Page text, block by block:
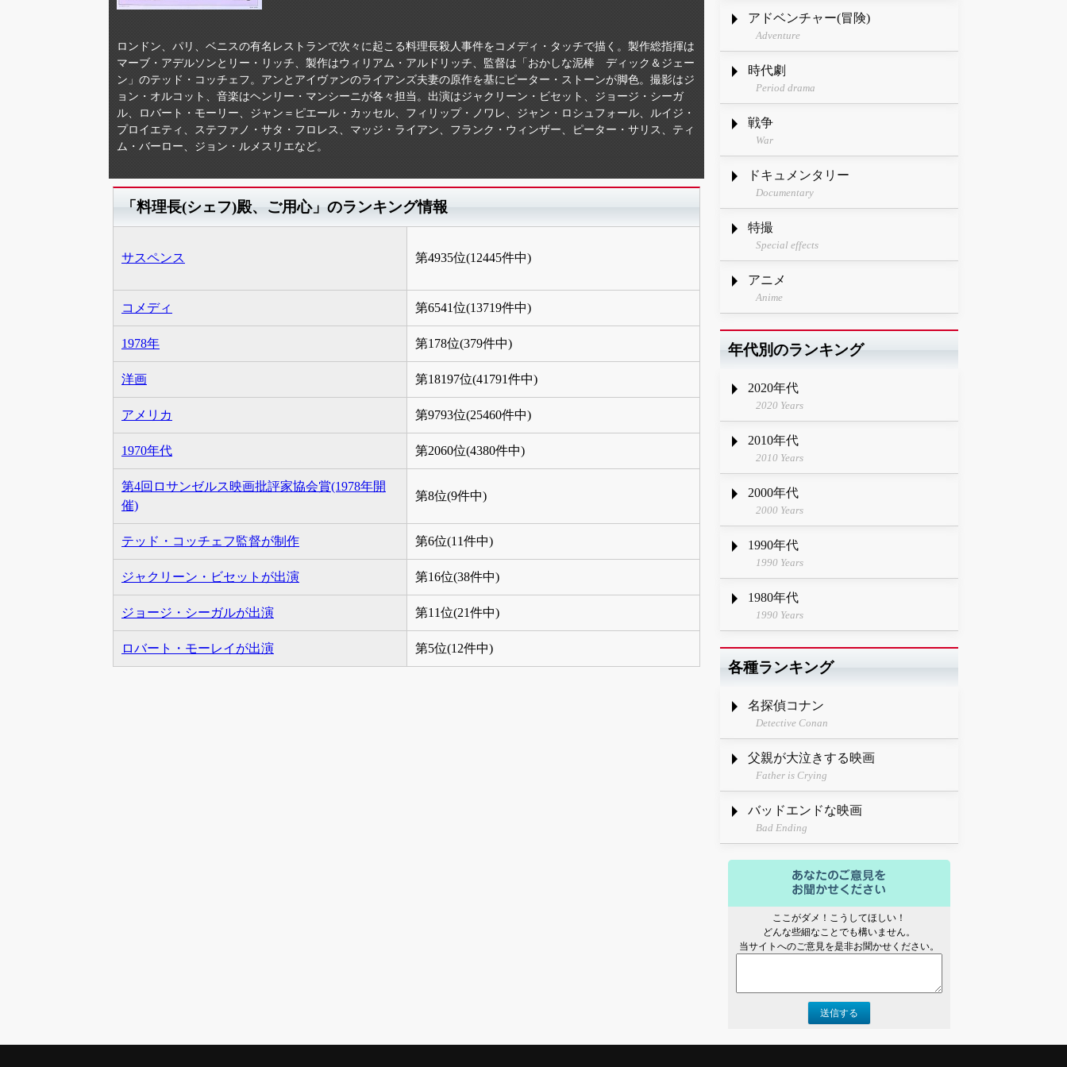
ロンドン、パリ、ベニスの有名レストランで次々に起こる料理長殺人事件をコメディ・タッチで描く。製作総指揮は
マーブ・アデルソンとリー・リッチ、製作はウィリアム・アルドリッチ、監督は「おかしな泥棒 ディック＆ジェー
ン」のテッド・コッチェフ。アンとアイヴァンのライアンズ夫妻の原作を基にピーター・ストーンが脚色。撮影はジ
ョン・オルコット、音楽はヘンリー・マンシーニが各々担当。出演はジャクリーン・ビセット、ジョージ・シーガ
ル、ロバート・モーリー、ジャン＝ピエール・カッセル、フィリップ・ノワレ、ジャン・ロシュフォール、ルイジ・
プロイエティ、ステファノ・サタ・フロレス、マッジ・ライアン、フランク・ウィンザー、ピーター・サリス、ティ
ム・バーロー、ジョン・ルメスリエなど。
「料理長(シェフ)殿、ご用心」のランキング情報
サスペンス 第4935位(12445件中)
コメディ 第6541位(13719件中)
1978年 第178位(379件中)
洋画 第18197位(41791件中)
アメリカ 第9793位(25460件中)
1970年代 第2060位(4380件中)
第4回ロサンゼルス映画批評家協会賞(1978年開
催)
第8位(9件中)
テッド・コッチェフ監督が制作 第6位(11件中)
ジャクリーン・ビセットが出演 第16位(38件中)
ジョージ・シーガルが出演 第11位(21件中)
ロバート・モーレイが出演 第5位(12件中)
アドベンチャー(冒険)
Adventure
時代劇
Period drama
戦争
War
ドキュメンタリー
Documentary
特撮
Special effects
アニメ
Anime
年代別のランキング
2020年代
2020 Years
2010年代
2010 Years
2000年代
2000 Years
1990年代
1990 Years
1980年代
1990 Years
各種ランキング
名探偵コナン
Detective Conan
父親が大泣きする映画
Father is Crying
バッドエンドな映画
Bad Ending
ここがダメ！こうしてほしい！
どんな些細なことでも構いません。
当サイトへのご意見を是非お聞かせください。
送信する